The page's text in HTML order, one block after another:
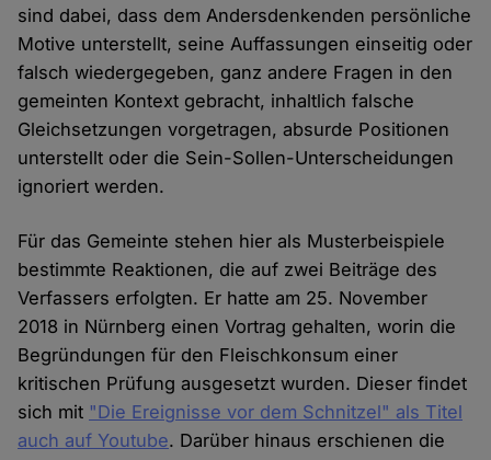
sind dabei, dass dem Andersdenkenden persönliche
Motive unterstellt, seine Auffassungen einseitig oder
falsch wiedergegeben, ganz andere Fragen in den
gemeinten Kontext gebracht, inhaltlich falsche
Gleichsetzungen vorgetragen, absurde Positionen
unterstellt oder die Sein-Sollen-Unterscheidungen
ignoriert werden.
Für das Gemeinte stehen hier als Musterbeispiele
bestimmte Reaktionen, die auf zwei Beiträge des
Verfassers erfolgten. Er hatte am 25. November
2018 in Nürnberg einen Vortrag gehalten, worin die
Begründungen für den Fleischkonsum einer
kritischen Prüfung ausgesetzt wurden. Dieser findet
sich mit "Die Ereignisse vor dem Schnitzel" als Titel
auch auf Youtube. Darüber hinaus erschienen die